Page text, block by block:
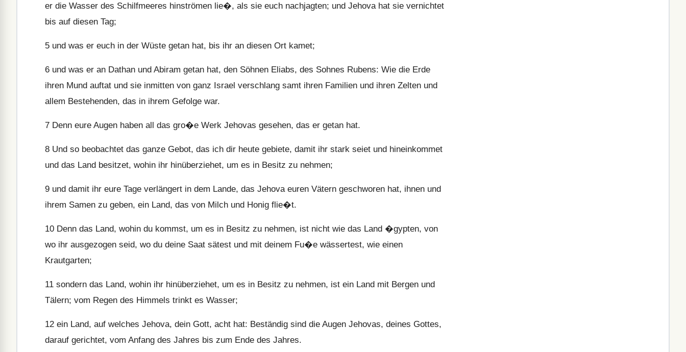
er die Wasser des Schilfmeeres hinströmen lie�, als sie euch nachjagten; und Jehova hat sie vernichtet
bis auf diesen Tag;
5 und was er euch in der Wüste getan hat, bis ihr an diesen Ort kamet;
6 und was er an Dathan und Abiram getan hat, den Söhnen Eliabs, des Sohnes Rubens: Wie die Erde
ihren Mund auftat und sie inmitten von ganz Israel verschlang samt ihren Familien und ihren Zelten und
allem Bestehenden, das in ihrem Gefolge war.
7 Denn eure Augen haben all das gro�e Werk Jehovas gesehen, das er getan hat.
8 Und so beobachtet das ganze Gebot, das ich dir heute gebiete, damit ihr stark seiet und hineinkommet
und das Land besitzet, wohin ihr hinüberziehet, um es in Besitz zu nehmen;
9 und damit ihr eure Tage verlängert in dem Lande, das Jehova euren Vätern geschworen hat, ihnen und
ihrem Samen zu geben, ein Land, das von Milch und Honig flie�t.
10 Denn das Land, wohin du kommst, um es in Besitz zu nehmen, ist nicht wie das Land �gypten, von
wo ihr ausgezogen seid, wo du deine Saat sätest und mit deinem Fu�e wässertest, wie einen
Krautgarten;
11 sondern das Land, wohin ihr hinüberziehet, um es in Besitz zu nehmen, ist ein Land mit Bergen und
Tälern; vom Regen des Himmels trinkt es Wasser;
12 ein Land, auf welches Jehova, dein Gott, acht hat: Beständig sind die Augen Jehovas, deines Gottes,
darauf gerichtet, vom Anfang des Jahres bis zum Ende des Jahres.